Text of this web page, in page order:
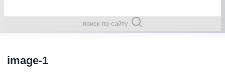
поиск по сайту
image-1